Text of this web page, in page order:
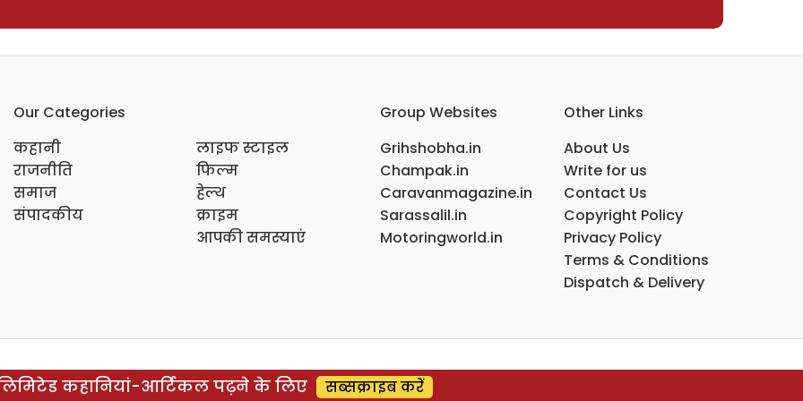
Our Categories
कहानी
राजनीति
समाज
संपादकीय
लाइफ स्टाइल
फिल्म
हेल्थ
क्राइम
आपकी समस्याएं
Group Websites
Grihshobha.in
Champak.in
Caravanmagazine.in
Sarassalil.in
Motoringworld.in
Other Links
About Us
Write for us
Contact Us
Copyright Policy
Privacy Policy
Terms & Conditions
Dispatch & Delivery
कहानियां-आर्टिकल पढ़ने के लिए सब्सक्राइब करें